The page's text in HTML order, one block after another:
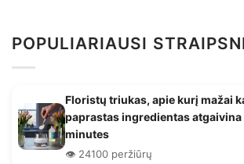
POPULIARIAUSI
Floristų triukas, apie kurį mažai
paprastas ingredientas atgaivina
minutes
👁️ 24100 peržiūrų